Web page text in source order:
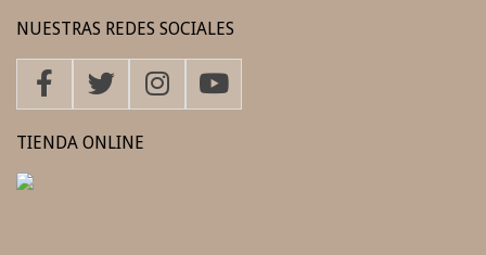
NUESTRAS REDES SOCIALES
TIENDA ONLINE